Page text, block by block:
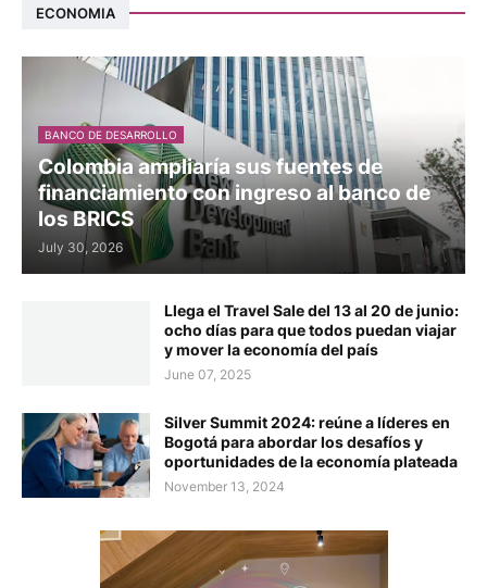
ECONOMIA
BANCO DE DESARROLLO
Colombia ampliaría sus fuentes de
financiamiento con ingreso al banco de
los BRICS
July 30, 2026
Llega el Travel Sale del 13 al 20 de junio:
ocho días para que todos puedan viajar
y mover la economía del país
June 07, 2025
Silver Summit 2024: reúne a líderes en
Bogotá para abordar los desafíos y
oportunidades de la economía plateada
November 13, 2024